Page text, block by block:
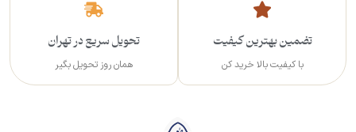
تضمین بهترین کیفیت
با کیفیت بالا خرید کن
تحویل سریع در تهران
همان روز تحویل بگیر